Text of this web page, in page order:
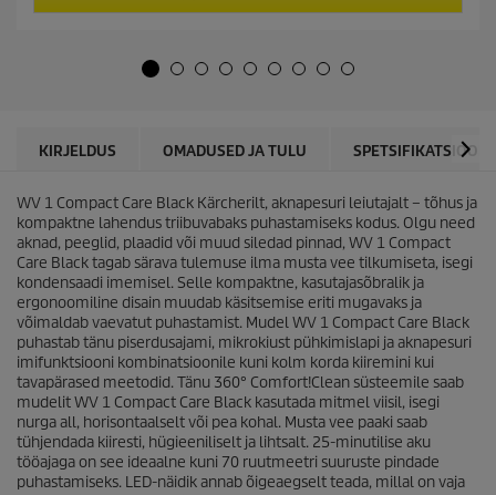
e
KIRJELDUS OMADUSED JA TULU
WV 1 Compact Care Black Kärcherilt, aknapesuri leiutajalt – tõhus ja
kompaktne lahendus triibuvabaks puhastamiseks kodus. Olgu need
aknad, peeglid, plaadid või muud siledad pinnad, WV 1 Compact
Care Black tagab särava tulemuse ilma musta vee tilkumiseta, isegi
kondensaadi imemisel. Selle kompaktne, kasutajasõbralik ja
ergonoomiline disain muudab käsitsemise eriti mugavaks ja
võimaldab vaevatut puhastamist. Mudel WV 1 Compact Care Black
puhastab tänu piserdusajami, mikrokiust pühkimislapi ja aknapesuri
imifunktsiooni kombinatsioonile kuni kolm korda kiiremini kui
tavapärased meetodid. Tänu 360° Comfort!Clean süsteemile saab
mudelit WV 1 Compact Care Black kasutada mitmel viisil, isegi
nurga all, horisontaalselt või pea kohal. Musta vee paaki saab
tühjendada kiiresti, hügieeniliselt ja lihtsalt. 25-minutilise aku
tööajaga on see ideaalne kuni 70 ruutmeetri suuruste pindade
puhastamiseks. LED-näidik annab õigeaegselt teada, millal on vaja